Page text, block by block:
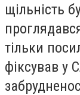
щільність
тільки
фіксував у